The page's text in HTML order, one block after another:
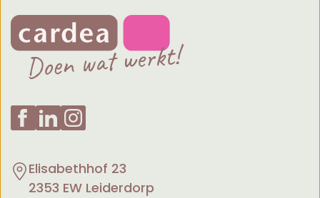
Elisabethhof 23
2353 EW Leiderdorp